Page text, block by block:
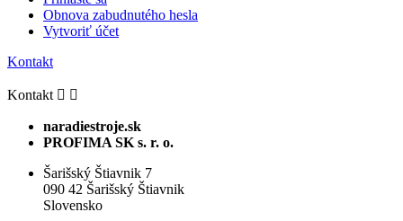
Obnova zabudnutého hesla
Vytvoriť účet
Kontakt
Kontakt  
naradiestroje.sk
PROFIMA SK s. r. o.
Šarišský Štiavnik 7
090 42 Šarišský Štiavnik
Slovensko